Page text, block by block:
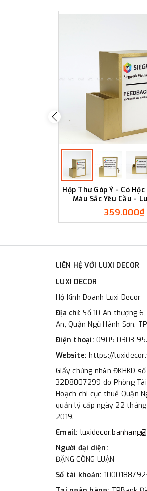
Hộp Thư Góp Ý - Có
Màu Sắc Yêu Cầu -
359.000₫
LIÊN HỆ VỚI LUXI DECOR
LUXI DECOR
Hộ Kinh Doanh Luxi Decor
Địa chỉ: Số 10 An thượng
An, Quận Ngũ Hành Sơn,
Điện thoại: 0905 0303 95.
Website: https://
Giấy chứng nhận ĐKHKD số
32D8007299 do Phòng Tài
Hoạch chi cục thuế Quận
quản lý cấp ngày 22
2019.
Email:
Người đại diện:
ĐẶNG CÔNG LUẬN
Số tài khoản: